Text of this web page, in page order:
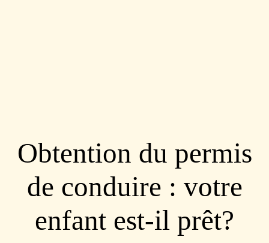
Obtention du permis
de conduire : votre
enfant est-il prêt?